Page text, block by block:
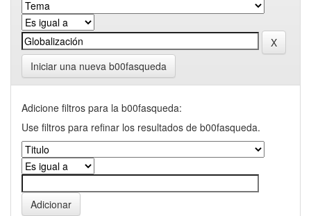
Iniciar una nueva b00fasqueda
Adicione filtros para la b00fasqueda:
Use filtros para refinar los resultados de b00fasqueda.